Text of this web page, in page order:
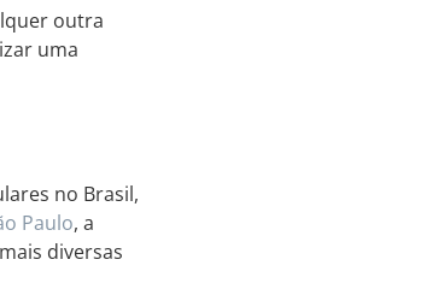
outra
uma
no Brasil,
Paulo, a
diversas